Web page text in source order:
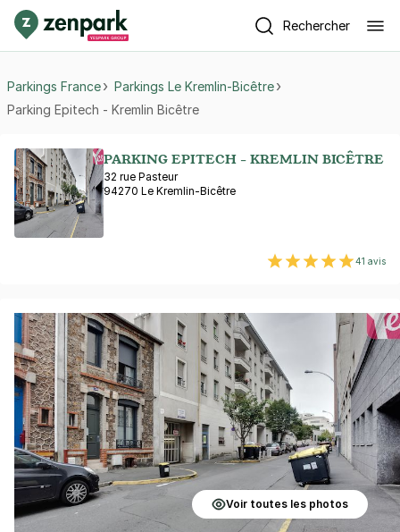
Rechercher
Parkings France
Parkings Le Kremlin-Bicêtre
Parking Epitech - Kremlin Bicêtre
PARKING EPITECH - KREMLIN BICÊTRE
32 rue Pasteur
94270 Le Kremlin-Bicêtre
41 avis
Voir toutes les photos